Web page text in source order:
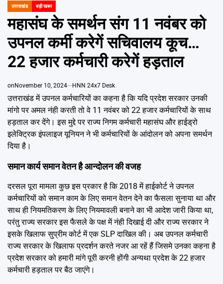
POSTED
उत्तराखंड बड़ी खबर
महासंघ के समर्थन संग 11 नवंबर को
उपनल कर्मी करेगें सचिवालय कूच…
22 हजार कर्मचारी करेगें हड़ताल
onNovember 10, 2024 HNN 24x7 Desk
उत्तराखंड में उपनल कर्मचारियों का कहना है कि यदि प्रदेश सरकार उनकी
मांगो पर अमल नंही करती तो वे 11 नवंबर को 22 हजार कर्मचारियों के साथ
हड़ताल कर देंगे। इस मुद्दे पर राज्य निगम कर्मचारी महासंघ और हाईड्रो
इलेक्टि्रक इंपलाइज यूनियन ने भी कर्मचारियों के आंदोलन को अपना समर्थन
दिया है।
समान कार्य समान वेतन है आन्दोलन की वजह
दरसल पूरा मामला कुछ इस प्रकार है कि 2018 में हाईकोर्ट ने उपनल
कर्मचारियों को समान काम के लिए समान वेतन देने का फैसला सुनाया था और
साथ ही नियमतिकरण के लिए नियमावली बनाने का भी आदेश जारी किया था,
परंतु राज्य सरकार इस फैसले के पक्ष में नंही दिखाई दी और राज्य सरकार ने
इसके खिलाफ सुप्रीम कोर्ट में एक SLP दाखिल की। अब उपनल कर्मचारी
राज्य सरकार के खिलाफ प्रदर्शन करते नजर आ रहें हैं जिसमे उनका कहना है
प्रदेश सरकार को हमारी मांगे पूरी करनी होंगी अन्यथा प्रदेश के 22 हजार
कर्मचारी हड़ताल पर बैठ जाएंगे।